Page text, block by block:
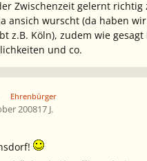
Zwischenzeit gelernt richtig
ansich wurscht (da haben
z.B. Köln), zudem wie gesagt
und co.
Ehrenbürger
200817 J.